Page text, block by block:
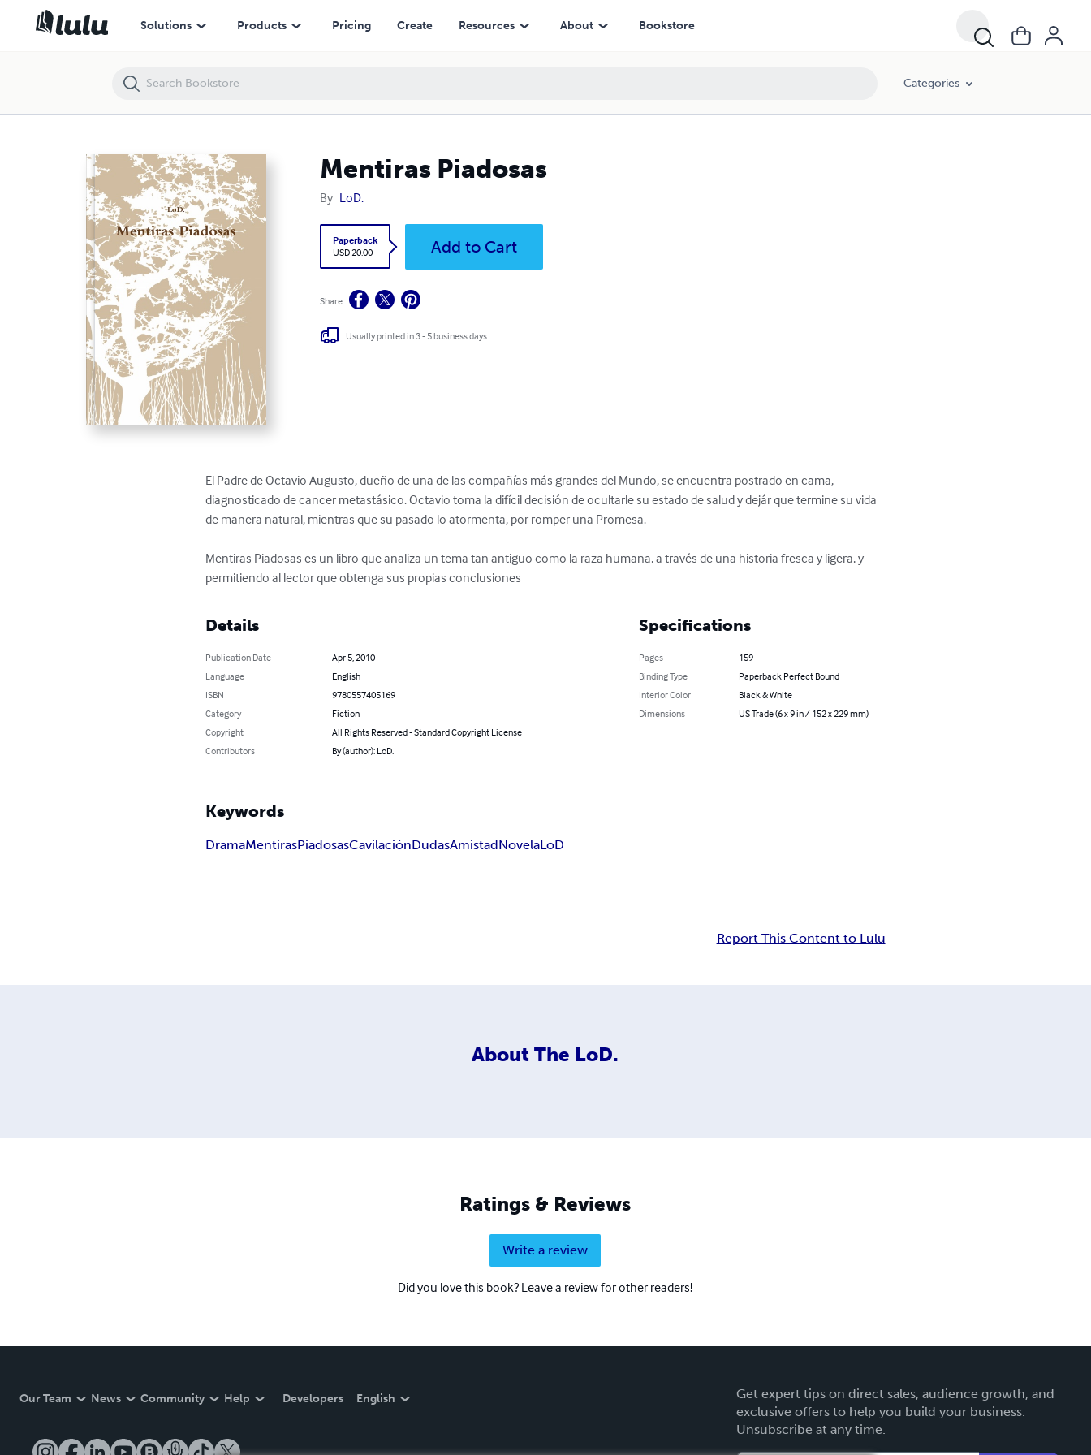
Solutions Products Pricing Create Resources About Bookstore
Categories
Mentiras Piadosas
By LoD.
Paperback
USD 20.00
Add to Cart
Share
Usually printed in 3 - 5 business days
El Padre de Octavio Augusto, dueño de una de las compañías más grandes del Mundo, se encuentra postrado en cama,
diagnosticado de cancer metastásico. Octavio toma la difícil decisión de ocultarle su estado de salud y dejár que termine su vida
de manera natural, mientras que su pasado lo atormenta, por romper una Promesa.
Mentiras Piadosas es un libro que analiza un tema tan antiguo como la raza humana, a través de una historia fresca y ligera, y
permitiendo al lector que obtenga sus propias conclusiones
Details
Publication Date
Apr 5, 2010
Language
English
ISBN
9780557405169
Category
Fiction
Copyright
All Rights Reserved - Standard Copyright License
Contributors
By (author): LoD.
Specifications
Pages
159
Binding Type
Paperback Perfect Bound
Interior Color
Black & White
Dimensions
US Trade (6 x 9 in / 152 x 229 mm)
Keywords
DramaMentirasPiadosasCavilaciónDudasAmistadNovelaLoD
Report This Content to Lulu
About The LoD.
Ratings & Reviews
Write a review
Did you love this book? Leave a review for other readers!
Our Team News Community Help Developers English
Get expert tips on direct sales, audience growth, and
exclusive offers to help you build your business.
Unsubscribe at any time.
Mentiras Piadosas